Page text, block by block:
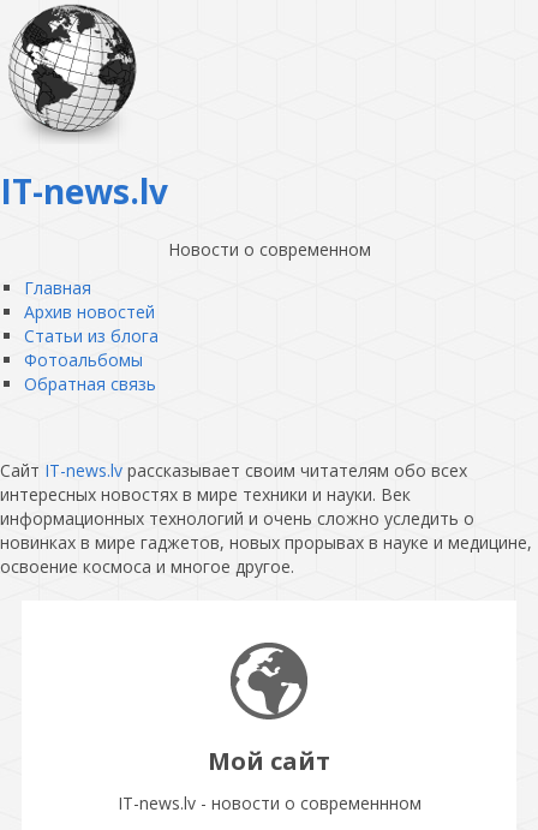
IT-news.lv
Новости о современном
Главная
Архив новостей
Статьи из блога
Фотоальбомы
Обратная связь
Сайт IT-news.lv рассказывает своим читателям обо всех
интересных новостях в мире техники и науки. Век
информационных технологий и очень сложно уследить о
новинках в мире гаджетов, новых прорывах в науке и медицине,
освоение космоса и многое другое.
Мой сайт
IT-news.lv - новости о современнном